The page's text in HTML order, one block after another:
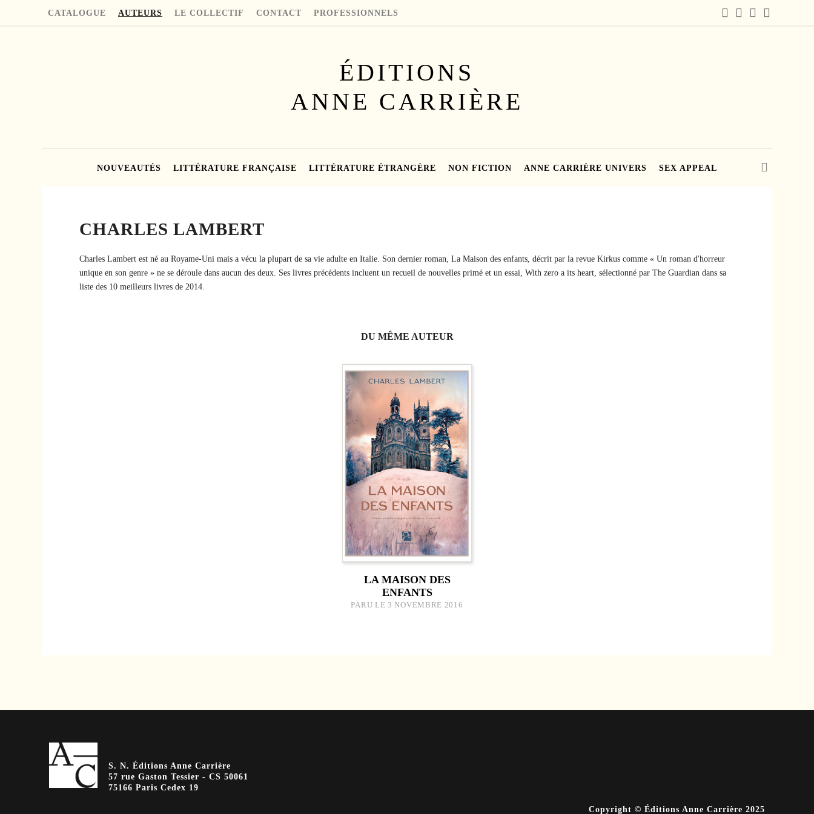
CATALOGUE AUTEURS LE COLLECTIF CONTACT PROFESSIONNELS
ÉDITIONS
ANNE CARRIÈRE
NOUVEAUTÉS LITTÉRATURE FRANÇAISE LITTÉRATURE ÉTRANGÈRE NON FICTION ANNE CARRIÈRE UNIVERS SEX APPEAL
CHARLES LAMBERT
Charles Lambert est né au Royame-Uni mais a vécu la plupart de sa vie adulte en Italie. Son dernier roman, La Maison des enfants, décrit par la revue Kirkus comme « Un roman d'horreur
unique en son genre » ne se déroule dans aucun des deux. Ses livres précédents incluent un recueil de nouvelles primé et un essai, With zero a its heart, sélectionné par The Guardian dans sa
liste des 10 meilleurs livres de 2014.
DU MÊME AUTEUR
LA MAISON DES
ENFANTS
PARU LE 3 NOVEMBRE 2016
S. N. Éditions Anne Carrière
57 rue Gaston Tessier - CS 50061
75166 Paris Cedex 19
Copyright © Éditions Anne Carrière 2025